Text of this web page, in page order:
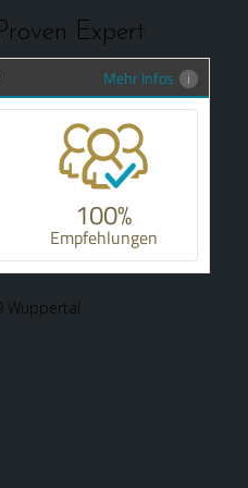
Expert
Mehr Infos
100%
Empfehlungen
Wuppertal